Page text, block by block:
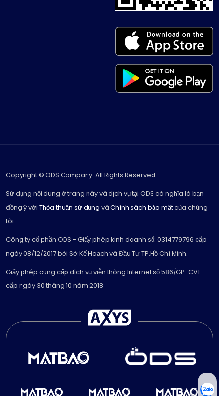
Copyright © ODS Company. All Rights Reserved.
Sử dụng nội dung ở trang này và dịch vụ tại ODS có nghĩa là bạn
đồng ý với Thỏa thuận sử dụng và Chính sách bảo mậtcủa chúng
tôi.
Công ty cổ phần ODS - Giấy phép kinh doanh số: 0314779796 cấp
ngày 08/12/2017 bởi Sở Kế Hoạch và Đầu Tư TP.Hồ Chí Minh.
Giấy phép cung cấp dịch vụ viễn thông Internet số 586/GP-CVT
cấp ngày 30 tháng 10 năm 2018